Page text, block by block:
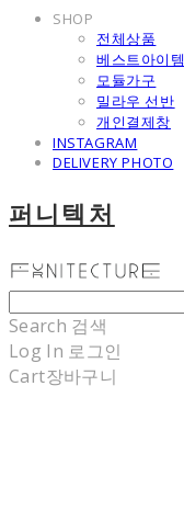
SHOP
전체상품
베스트아이템
모듈가구
밀라우 선반
개인결제창
INSTAGRAM
DELIVERY PHOTO
퍼니텍처
Search 검색
Log In 로그인
Cart장바구니